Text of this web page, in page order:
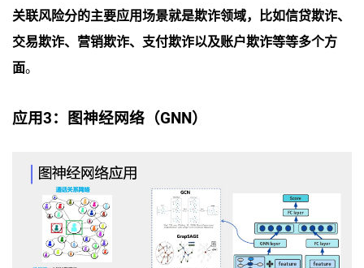
关联风险分的主要应用场景就是欺诈领域，比如信贷欺诈、
交易欺诈、营销欺诈、支付欺诈以及账户欺诈等等多个方
面。
应用3：图神经网络（GNN）